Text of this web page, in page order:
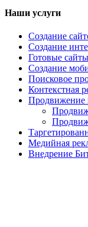
Наши услуги
Создание
Создание
Готовые
Создание
Поисковое
Контекстная
Продвижение
Медийная
Внедрение